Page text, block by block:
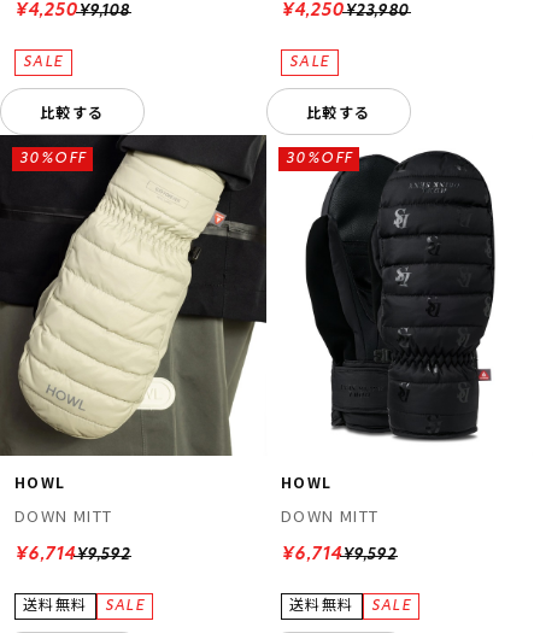
¥9,108
¥4,250
比較する
¥23,980
¥4,250
比較する
HOWL
DOWN MITT
¥9,592
30%OFF
¥6,714
HOWL
DOWN MITT
¥9,592
30%OFF
¥6,714